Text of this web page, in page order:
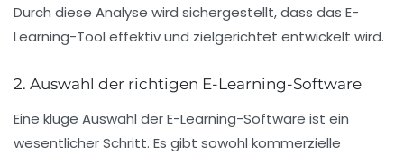
Durch diese Analyse wird sichergestellt, dass das E-
Learning-Tool effektiv und zielgerichtet entwickelt wird.
2. Auswahl der richtigen E-Learning-Software
Eine kluge Auswahl derE-Learning-Software ist ein
wesentlicher Schritt. Es gibt sowohl kommerzielle